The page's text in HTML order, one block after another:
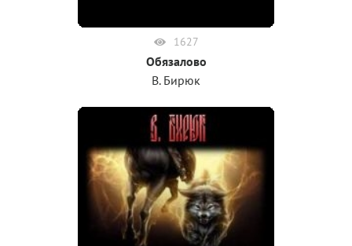
1627
Обязалово
В. Бирюк